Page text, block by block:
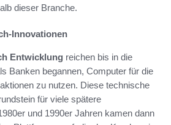
dieser Branche.
Innovationen
Entwicklung reichen bis in die
Banken begannen, Computer für die
zu nutzen. Diese technische
für viele spätere
und 1990er Jahren kamen dann